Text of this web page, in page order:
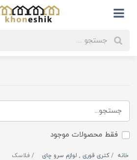
فقط محصولات موجود
خانه کتری قوری , لوازم سرو چای فلاسک